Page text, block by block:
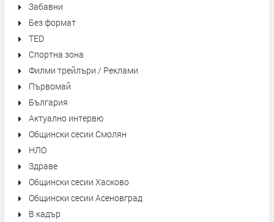
Забавни
Без формат
TED
Спортна зона
Филми трейлъри / Реклами
Първомай
България
Актуално интервю
Общински сесии Смолян
НЛО
Здраве
Общински сесии Хасково
Общински сесии Асеновград
В кадър